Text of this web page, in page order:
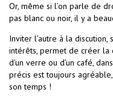
Or, même si l’on parle de
pas blanc ou noir, il y a
Inviter l’autre à la discution,
intérêts, permet de créer la
d’un verre ou d’un café,
précis est toujours
son temps !